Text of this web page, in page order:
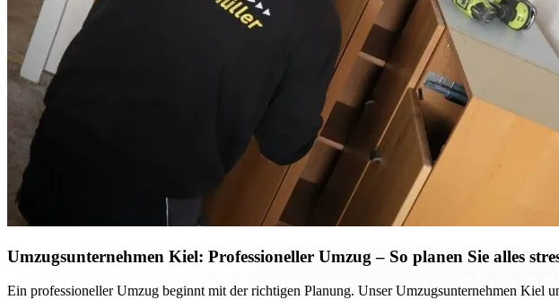
Umzugsunternehmen Kiel: Professioneller Umzug – So planen Sie alles
Ein professioneller Umzug beginnt mit der richtigen Planung. Unser Umzugsunternehmen Kiel